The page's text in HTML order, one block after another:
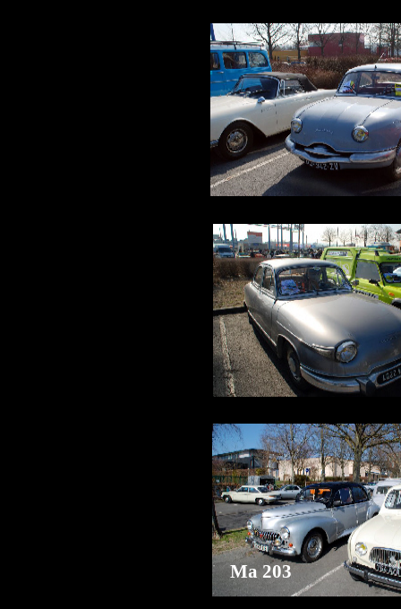
Ma 203